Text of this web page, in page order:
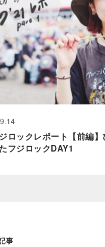
ロックレポート【前編
フジロックDAY1
事